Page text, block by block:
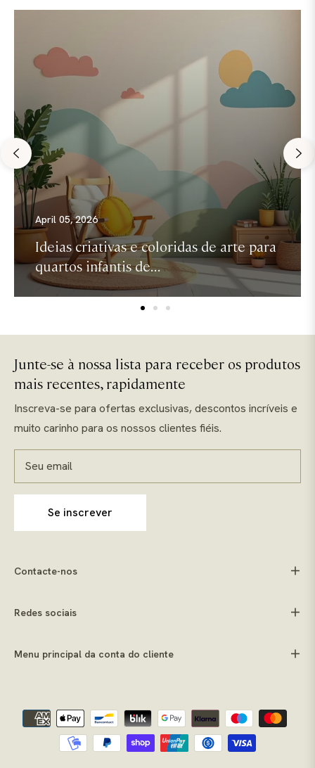
April 05, 2026
Ideias criativas e coloridas de arte para
quartos infantis de...
Junte-se à nossa lista para receber os produtos
mais recentes, rapidamente
Inscreva-se para ofertas exclusivas, descontos incríveis e
muito carinho para os nossos clientes fiéis.
Seu email
Se inscrever
Contacte-nos
Redes sociais
Menu principal da conta do cliente